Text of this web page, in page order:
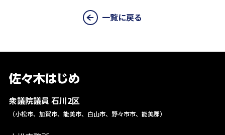
一覧に戻る
衆議院議員 石川2区
（小松市、加賀市、能美市、白山市、野々市市、能美郡）